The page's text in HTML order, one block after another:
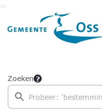
Ga naar de inhoud van deze pagina
Ga naar het zoeken
Ga naar het menu
Zoeken